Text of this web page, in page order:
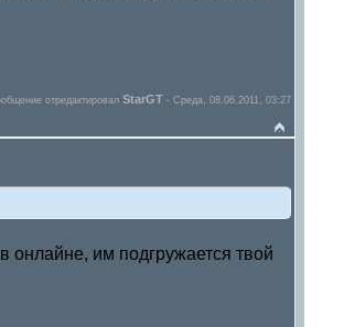
отредактировал StarGT - Среда, 08.06.2011, 03:27
онлайне, им подгружается твой